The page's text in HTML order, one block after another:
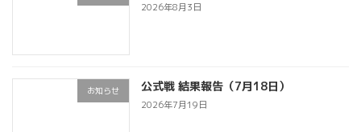
ー
シ
2026年8月3日
お知らせ 公式戦 結果報告（7月18日）
2026年7月19日